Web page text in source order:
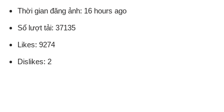
Thời gian đăng ảnh: 16 hours ago
Số lượt tải: 37135
Likes: 9274
Dislikes: 2